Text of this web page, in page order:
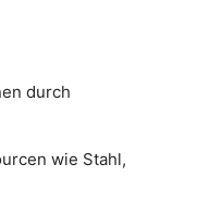
durch
wie Stahl,